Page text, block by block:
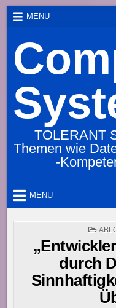
Skip
content
MENU
TOLERANT
Themen wie
-
MENU
durch